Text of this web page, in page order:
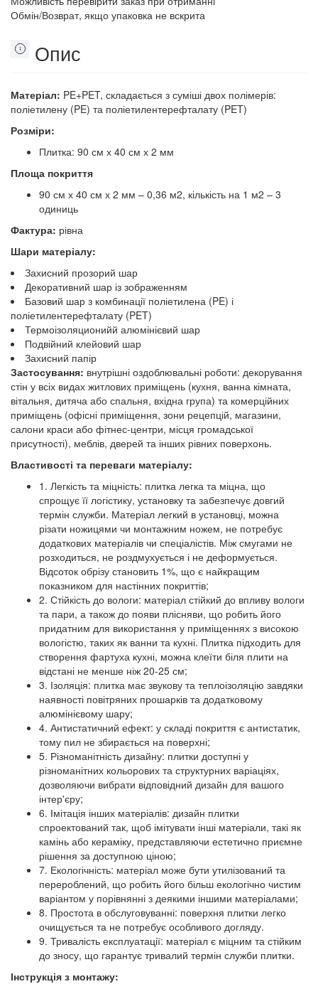
Обмін/Возврат, якщо упаковка не вскрита
Опис
Матеріал: PE+PET, складається з суміші двох полімерів:
поліетилену (PE) та поліетилентерефталату (PET)
Розміри:
Плитка: 90 см х 40 см х 2 мм
Площа покриття
90 см х 40 см х 2 мм – 0,36 м2, кількість на 1 м2 – 3
одиниць
Фактура: рівна
Шари матеріалу:
Захисний прозорий шар
Декоративний шар із зображенням
Базовий шар з комбинації поліетилена (PE) і
поліетилентерефталату (PET)
Термоізоляционийй алюмінієвий шар
Подвійний клейовий шар
Захисний папір
Застосування: внутрішні оздоблювальні роботи: декорування
стін у всіх видах житлових приміщень (кухня, ванна кімната,
вітальня, дитяча або спальня, вхідна група) та комерційних
приміщень (офісні приміщення, зони рецепцій, магазини,
салони краси або фітнес-центри, місця громадської
присутності), меблів, дверей та інших рівних поверхонь.
Властивості та переваги матеріалу:
1. Легкість та міцність: плитка легка та міцна, що
спрощує її логістику, установку та забезпечує довгий
термін служби. Матеріал легкий в установці, можна
різати ножицями чи монтажним ножем, не потребує
додаткових матеріалів чи спеціалістів. Між смугами не
розходиться, не роздмухується і не деформується.
Відсоток обрізу становить 1%, що є найкращим
показником для настінних покриттів;
2. Стійкість до вологи: матеріал стійкий до впливу вологи
та пари, а також до появи плісняви, що робить його
придатним для використання у приміщеннях з високою
вологістю, таких як ванни та кухні. Плитка підходить для
створення фартуха кухні, можна клеїти біля плити на
відстані не менше ніж 20-25 см;
3. Ізоляція: плитка має звукову та теплоізоляцію завдяки
наявності повітряних прошарків та додатковому
алюмінієвому шару;
4. Антистатичний ефект: у складі покриття є антистатик,
тому пил не збирається на поверхні;
5. Різноманітність дизайну: плитки доступні у
різноманітних кольорових та структурних варіаціях,
дозволяючи вибрати відповідний дизайн для вашого
інтер'єру;
6. Імітація інших матеріалів: дизайн плитки
спроектований так, щоб імітувати інші матеріали, такі як
камінь або кераміку, представляючи естетично приємне
рішення за доступною ціною;
7. Екологічність: матеріал може бути утилізований та
перероблений, що робить його більш екологічно чистим
варіантом у порівнянні з деякими іншими матеріалами;
8. Простота в обслуговуванні: поверхня плитки легко
очищується та не потребує особливого догляду.
9. Тривалість експлуатації: матеріал є міцним та стійким
до зносу, що гарантує тривалий термін служби плитки.
Інструкція з монтажу: